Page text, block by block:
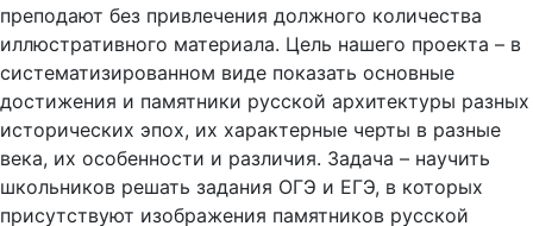
преподают без привлечения должного количества
иллюстративного материала. Цель нашего проекта – в
систематизированном виде показать основные
достижения и памятники русской архитектуры разных
исторических эпох, их характерные черты в разные
века, их особенности и различия. Задача – научить
школьников решать задания ОГЭ и ЕГЭ, в которых
присутствуют изображения памятников русской